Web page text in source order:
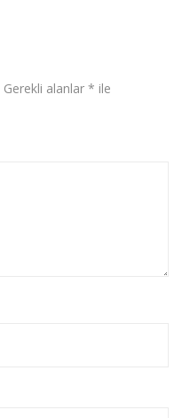
Gerekli alanlar * ile